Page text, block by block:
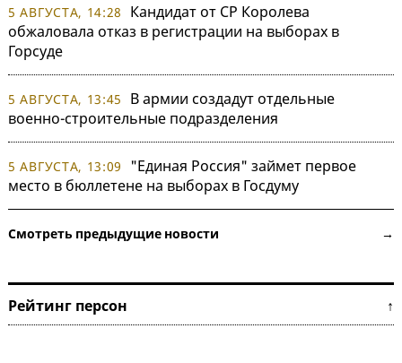
5 АВГУСТА, 14:28
Кандидат от СР Королева
обжаловала отказ в регистрации на выборах в
Горсуде
5 АВГУСТА, 13:45
В армии создадут отдельные
военно-строительные подразделения
5 АВГУСТА, 13:09
"Единая Россия" займет первое
место в бюллетене на выборах в Госдуму
Смотреть предыдущие новости →
Рейтинг персон ↑